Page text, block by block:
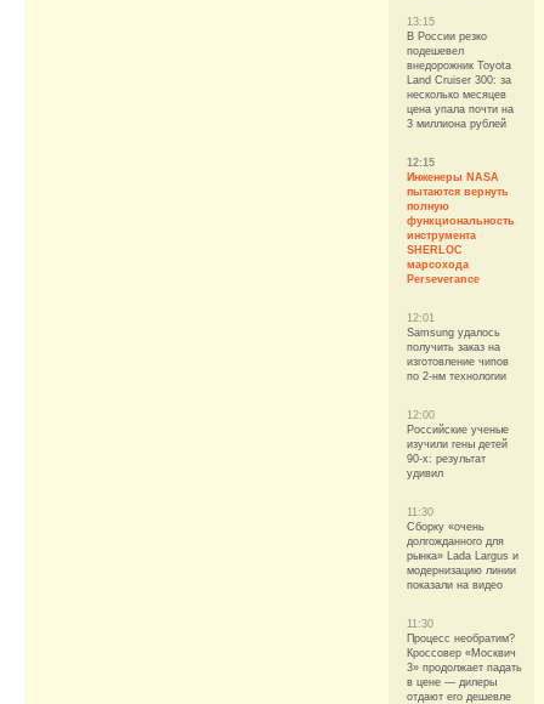
13:15
В России резко
подешевел
внедорожник Toyota
Land Cruiser 300: за
несколько месяцев
цена упала почти на
3 миллиона рублей
12:15
Инженеры NASA
пытаются вернуть
полную
функциональность
инструмента
SHERLOC
марсохода
Perseverance
12:01
Samsung удалось
получить заказ на
изготовление чипов
по 2-нм технологии
12:00
Российские ученые
изучили гены детей
90-х: результат
удивил
11:30
Сборку «очень
долгожданного для
рынка» Lada Largus и
модернизацию линии
показали на видео
11:30
Процесс необратим?
Кроссовер «Москвич
3» продолжает падать
в цене — дилеры
отдают его дешевле